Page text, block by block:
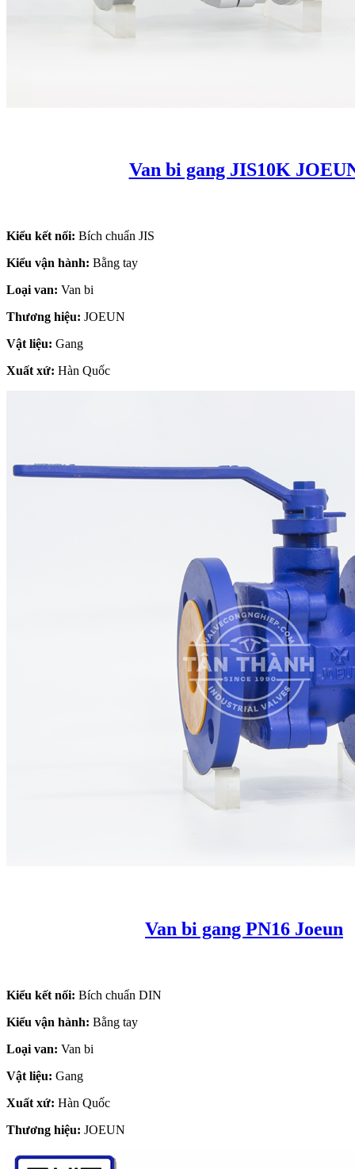
Van bi gang JIS10K
Kiểu kết nối: Bích chuẩn JIS
Kiểu vận hành: Bằng tay
Loại van: Van bi
Thương hiệu: JOEUN
Vật liệu: Gang
Xuất xứ: Hàn Quốc
Van bi gang PN16 Joeun
Kiểu kết nối: Bích chuẩn DIN
Kiểu vận hành: Bằng tay
Loại van: Van bi
Vật liệu: Gang
Xuất xứ: Hàn Quốc
Thương hiệu: JOEUN